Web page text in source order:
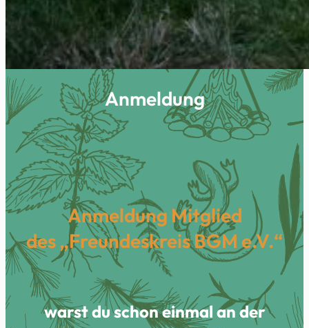
Anmeldung
Anmeldung Mitglied
des „Freundeskreis BGM e.V.“
warst du schon einmal an der